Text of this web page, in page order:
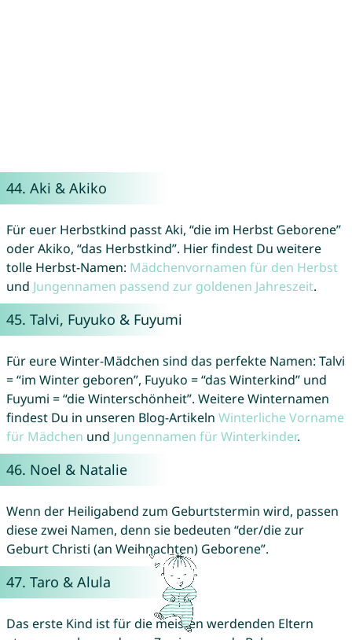
44. Aki & Akiko
Für euer Herbstkind passt Aki, “die im Herbst Geborene”
oder Akiko, “das Herbstkind”. Hier findest Du weitere
tolle Herbst-Namen: Mädchenvornamen für den Herbst
und Jungennamen passend zur goldenen Jahreszeit.
45. Talvi, Fuyuko & Fuyumi
Für eure Winter-Mädchen sind das perfekte Namen: Talvi
= “im Winter geboren”, Fuyuko = “das Winterkind” und
Fuyumi = “die Winterschönheit”. Weitere Winternamen
findest Du in unseren Blog-Artikeln Winterliche Vorname
für Mädchen und Jungennamen für Winterkinder.
46. Noel & Natalie
Wenn der Heiligabend zum Geburtstermin wird, passen
diese zwei Namen, denn sie bedeuten “der/die zur
Geburt Christi (an Weihnachten) Geborene”.
47. Taro & Alula
Das erste Kind ist für die meisten werdenden Eltern